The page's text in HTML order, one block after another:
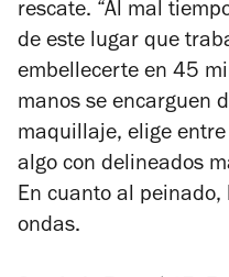
rescate. “Al mal
de este lugar que
embellecerte en 45
manos se encarguen
maquillaje, elige
algo con delineados
En cuanto al peinado,
ondas.